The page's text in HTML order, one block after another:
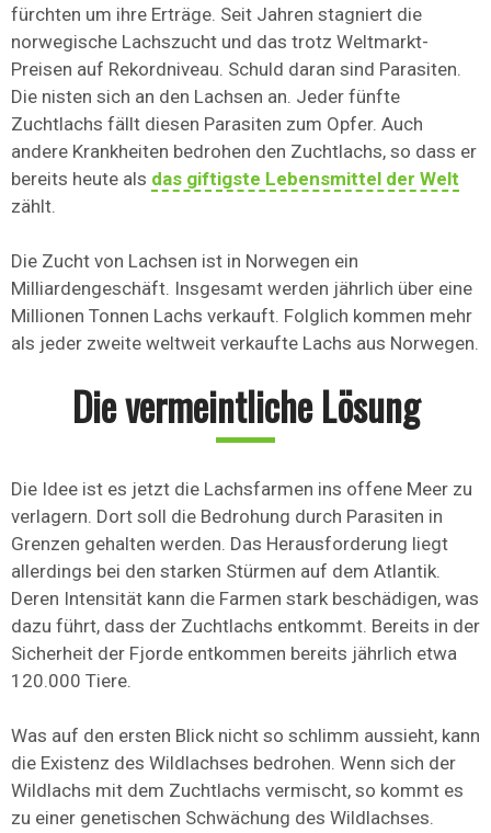
fürchten um ihre Erträge. Seit Jahren stagniert die
norwegische Lachszucht und das trotz Weltmarkt-
Preisen auf Rekordniveau. Schuld daran sind Parasiten.
Die nisten sich an den Lachsen an. Jeder fünfte
Zuchtlachs fällt diesen Parasiten zum Opfer. Auch
andere Krankheiten bedrohen den Zuchtlachs, so dass er
bereits heute als das giftigste Lebensmittel der Welt
zählt.
Die Zucht von Lachsen ist in Norwegen ein
Milliardengeschäft. Insgesamt werden jährlich über eine
Millionen Tonnen Lachs verkauft. Folglich kommen mehr
als jeder zweite weltweit verkaufte Lachs aus Norwegen.
Die vermeintliche Lösung
Die Idee ist es jetzt die Lachsfarmen ins offene Meer zu
verlagern. Dort soll die Bedrohung durch Parasiten in
Grenzen gehalten werden. Das Herausforderung liegt
allerdings bei den starken Stürmen auf dem Atlantik.
Deren Intensität kann die Farmen stark beschädigen, was
dazu führt, dass der Zuchtlachs entkommt. Bereits in der
Sicherheit der Fjorde entkommen bereits jährlich etwa
120.000 Tiere.
Was auf den ersten Blick nicht so schlimm aussieht, kann
die Existenz des Wildlachses bedrohen. Wenn sich der
Wildlachs mit dem Zuchtlachs vermischt, so kommt es
zu einer genetischen Schwächung des Wildlachses.